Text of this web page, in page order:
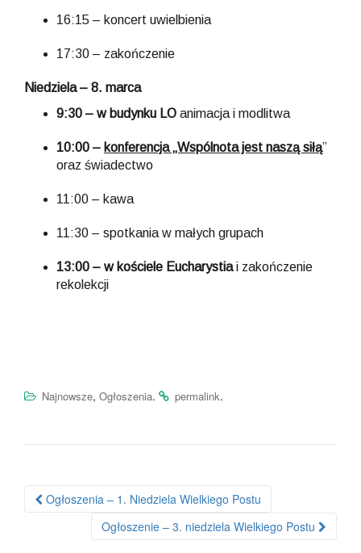
16:15 – koncert uwielbienia
17:30 – zakończenie
Niedziela – 8. marca
9:30 – w budynku LO animacja i modlitwa
10:00 – konferencja „Wspólnota jest naszą siłą”
oraz świadectwo
11:00 – kawa
11:30 – spotkania w małych grupach
13:00 – w kościele Eucharystiai zakończenie
rekolekcji
Najnowsze, Ogłoszenia. permalink.
Nawigacja po wpisie
Ogłoszenia – 1. Niedziela Wielkiego Postu
Ogłoszenie – 3. niedziela Wielkiego Postu